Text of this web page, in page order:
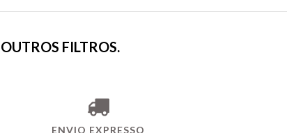
FILTROS.
ENVIO EXPRESSO